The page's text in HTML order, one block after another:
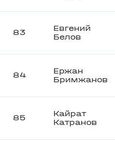
83
Евгений
Белов
84
Ержан
Бримжанов
85
Кайрат
Катранов